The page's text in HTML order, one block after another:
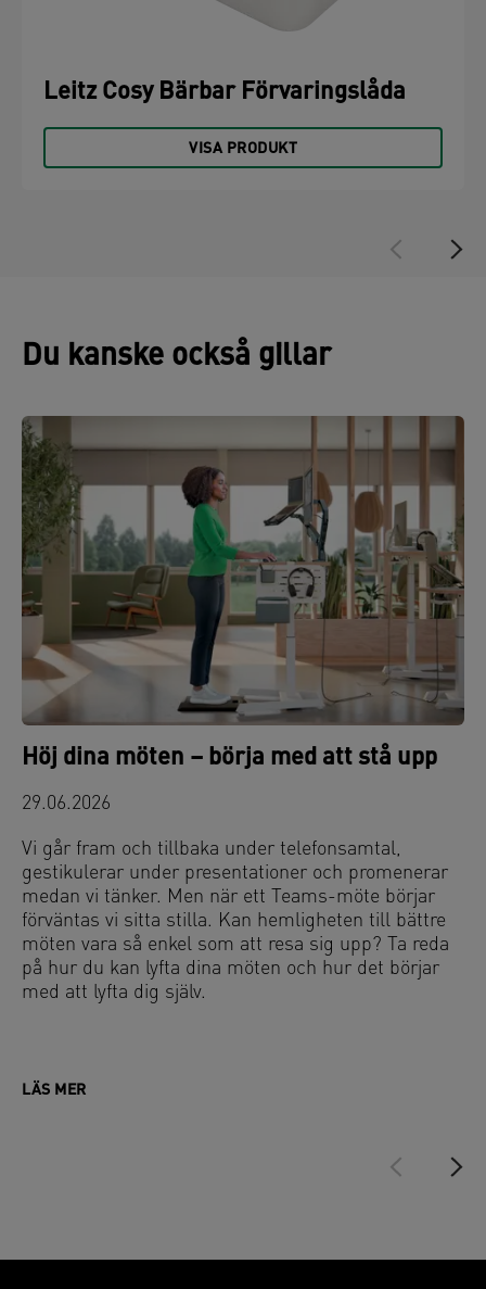
Leitz Cosy Bärbar Förvaringslåda
VISA PRODUKT
Du kanske också gillar
Höj dina möten – börja med att stå upp
29.06.2026
Vi går fram och tillbaka under telefonsamtal,
gestikulerar under presentationer och promenerar
medan vi tänker. Men när ett Teams-möte börjar
förväntas vi sitta stilla. Kan hemligheten till bättre
möten vara så enkel som att resa sig upp? Ta reda
på hur du kan lyfta dina möten och hur det börjar
med att lyfta dig själv.
LÄS MER